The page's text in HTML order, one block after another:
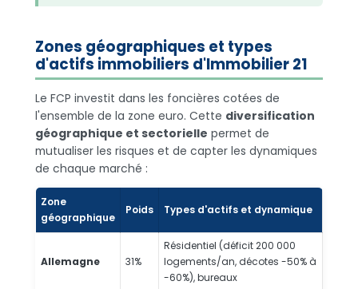
Zones géographiques et types
d'actifs immobiliers d'Immobilier 21
Le FCP investit dans les foncières cotées de
l'ensemble de la zone euro. Cette diversification
géographique et sectorielle permet de
mutualiser les risques et de capter les dynamiques
de chaque marché :
Zone
géographique
Poids Types d'actifs et dynamique
Allemagne 31%
Résidentiel (déficit 200 000
logements/an, décotes -50% à
-60%), bureaux